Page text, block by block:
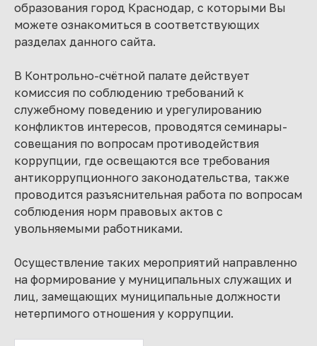
образования город Краснодар, с которыми Вы
можете ознакомиться в соответствующих
разделах данного сайта.
В Контрольно-счётной палате действует
комиссия по соблюдению требований к
служебному поведению и урегулированию
конфликтов интересов, проводятся семинары-
совещания по вопросам противодействия
коррупции, где освещаются все требования
антикоррупционного законодательства, также
проводится разъяснительная работа по вопросам
соблюдения норм правовых актов с
увольняемыми работниками.
Осуществление таких мероприятий направленно
на формирование у муниципальных служащих и
лиц, замещающих муниципальные должности
нетерпимого отношения у коррупции.